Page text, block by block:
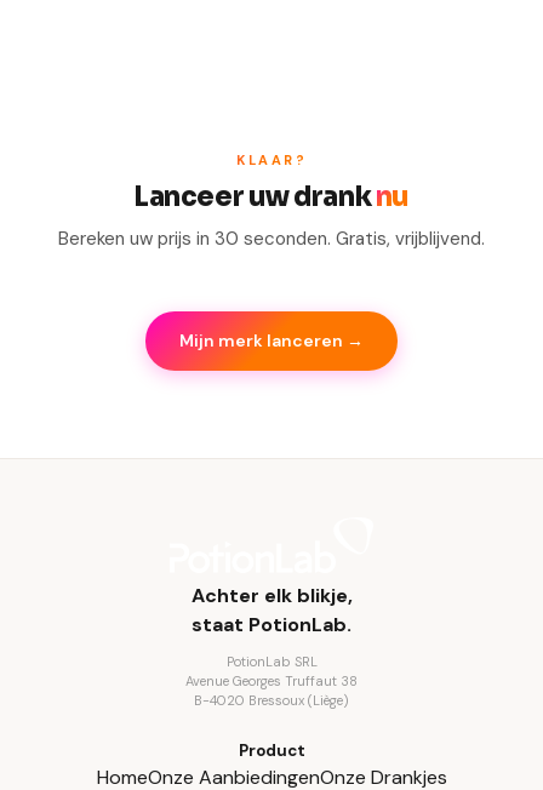
KLAAR?
Lanceer uw dranknu
Bereken uw prijs in 30 seconden. Gratis, vrijblijvend.
Mijn merk lanceren →
Achter elk blikje,
staat PotionLab.
PotionLab SRL
Avenue Georges Truffaut 38
B-4020 Bressoux (Liège)
Product
HomeOnze AanbiedingenOnze Drankjes